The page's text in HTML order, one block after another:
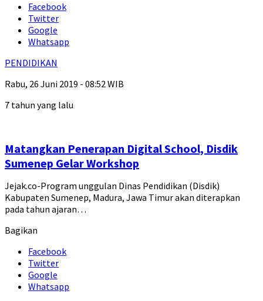
Facebook
Twitter
Google
Whatsapp
PENDIDIKAN
Rabu, 26 Juni 2019 - 08:52 WIB
7 tahun yang lalu
Matangkan Penerapan Digital School, Disdik
Sumenep Gelar Workshop
Jejak.co-Program unggulan Dinas Pendidikan (Disdik)
Kabupaten Sumenep, Madura, Jawa Timur akan diterapkan
pada tahun ajaran…
Bagikan
Facebook
Twitter
Google
Whatsapp